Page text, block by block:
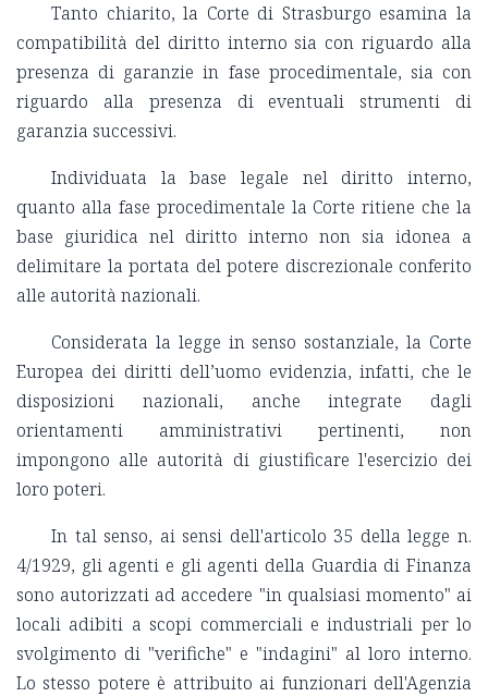
Tanto chiarito, la Corte di Strasburgo esamina la
compatibilità del diritto interno sia con riguardo alla
presenza di garanzie in fase procedimentale, sia con
riguardo alla presenza di eventuali strumenti di
garanzia successivi.
Individuata la base legale nel diritto interno,
quanto alla fase procedimentale la Corte ritiene che la
base giuridica nel diritto interno non sia idonea a
delimitare la portata del potere discrezionale conferito
alle autorità nazionali.
Considerata la legge in senso sostanziale, la Corte
Europea dei diritti dell’uomo evidenzia, infatti, che le
disposizioni nazionali, anche integrate dagli
orientamenti amministrativi pertinenti, non
impongono alle autorità di giustificare l'esercizio dei
loro poteri.
In tal senso, ai sensi dell'articolo 35 della legge n.
4/1929, gli agenti e gli agenti della Guardia di Finanza
sono autorizzati ad accedere "in qualsiasi momento" ai
locali adibiti a scopi commerciali e industriali per lo
svolgimento di "verifiche" e "indagini" al loro interno.
Lo stesso potere è attribuito ai funzionari dell'Agenzia